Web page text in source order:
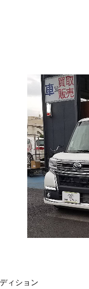
ィション